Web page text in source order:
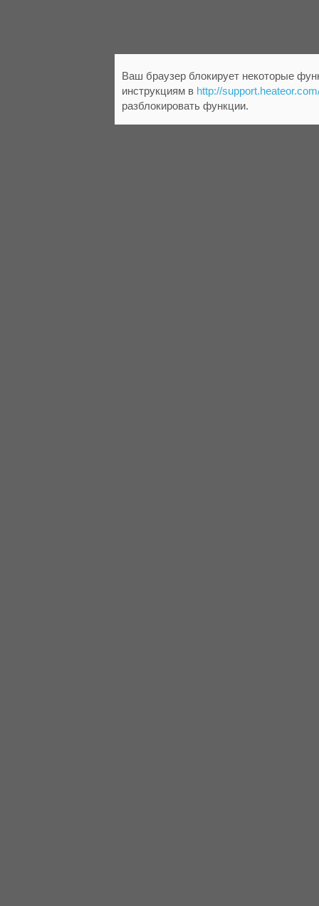
Ваш браузер блокирует некоторые
инструкциям в http://
разблокировать функции.